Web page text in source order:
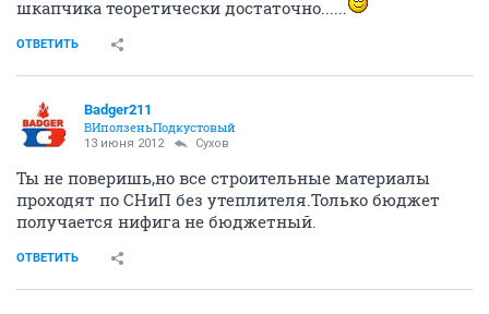
шкапчика теоретически достаточно......
ОТВЕТИТЬ
Badger211
ВИползеньПодкустовый
13 июня 2012 Сухов
Ты не поверишь,но все строительные материалы
проходят по СНиП без утеплителя.Только бюджет
получается нифига не бюджетный.
ОТВЕТИТЬ